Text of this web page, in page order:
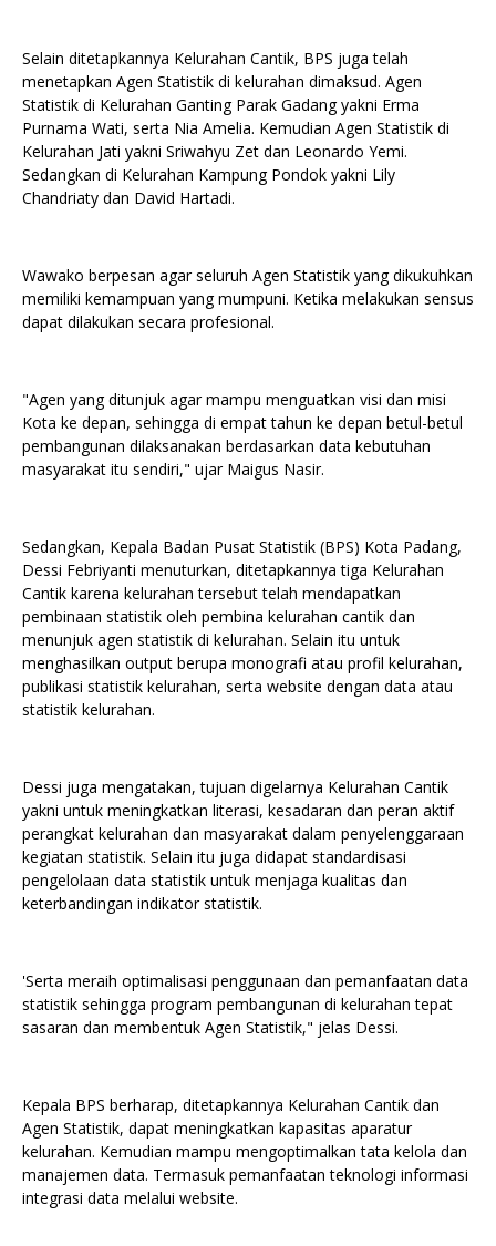
Selain ditetapkannya Kelurahan Cantik, BPS juga telah
menetapkan Agen Statistik di kelurahan dimaksud. Agen
Statistik di Kelurahan Ganting Parak Gadang yakni Erma
Purnama Wati, serta Nia Amelia. Kemudian Agen Statistik di
Kelurahan Jati yakni Sriwahyu Zet dan Leonardo Yemi.
Sedangkan di Kelurahan Kampung Pondok yakni Lily
Chandriaty dan David Hartadi.
Wawako berpesan agar seluruh Agen Statistik yang dikukuhkan
memiliki kemampuan yang mumpuni. Ketika melakukan sensus
dapat dilakukan secara profesional.
"Agen yang ditunjuk agar mampu menguatkan visi dan misi
Kota ke depan, sehingga di empat tahun ke depan betul-betul
pembangunan dilaksanakan berdasarkan data kebutuhan
masyarakat itu sendiri," ujar Maigus Nasir.
Sedangkan, Kepala Badan Pusat Statistik (BPS) Kota Padang,
Dessi Febriyanti menuturkan, ditetapkannya tiga Kelurahan
Cantik karena kelurahan tersebut telah mendapatkan
pembinaan statistik oleh pembina kelurahan cantik dan
menunjuk agen statistik di kelurahan. Selain itu untuk
menghasilkan output berupa monografi atau profil kelurahan,
publikasi statistik kelurahan, serta website dengan data atau
statistik kelurahan.
Dessi juga mengatakan, tujuan digelarnya Kelurahan Cantik
yakni untuk meningkatkan literasi, kesadaran dan peran aktif
perangkat kelurahan dan masyarakat dalam penyelenggaraan
kegiatan statistik. Selain itu juga didapat standardisasi
pengelolaan data statistik untuk menjaga kualitas dan
keterbandingan indikator statistik.
'Serta meraih optimalisasi penggunaan dan pemanfaatan data
statistik sehingga program pembangunan di kelurahan tepat
sasaran dan membentuk Agen Statistik," jelas Dessi.
Kepala BPS berharap, ditetapkannya Kelurahan Cantik dan
Agen Statistik, dapat meningkatkan kapasitas aparatur
kelurahan. Kemudian mampu mengoptimalkan tata kelola dan
manajemen data. Termasuk pemanfaatan teknologi informasi
integrasi data melalui website.